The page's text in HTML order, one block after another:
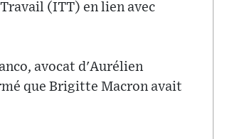
(ITT) en lien avec
avocat d'Aurélien
que Brigitte Macron avait